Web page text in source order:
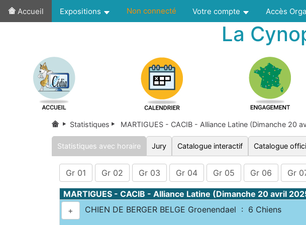
Accueil Expositions Non connecté Votre compte Accès
La
Statistiques MARTIGUES - CACIB - Alliance Latine (Dimanche 20
Statistiques avec horaire Jury Catalogue interactif Catalogue
Gr 01 Gr 02 Gr 03 Gr 04 Gr 05 Gr 06 Gr
MARTIGUES - CACIB - Alliance Latine (Dimanche 20 avril
+
CHIEN DE BERGER BELGE Groenendael : 6 Chiens